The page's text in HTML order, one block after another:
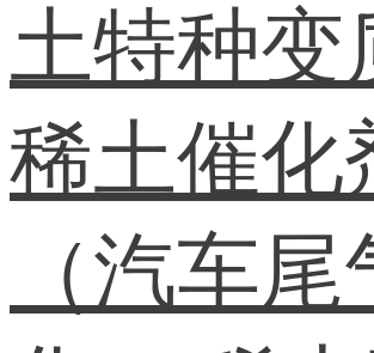
土特种变
稀土催化
（汽车